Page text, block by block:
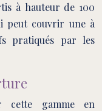
à hauteur de 100
peut couvrir une à
pratiqués par les
cette gamme en